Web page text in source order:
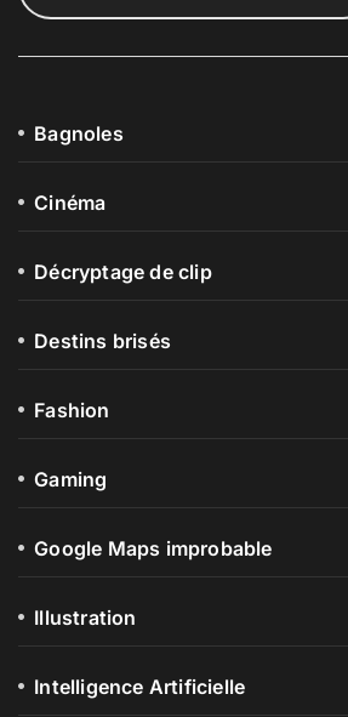
Bagnoles
Cinéma
Décryptage de clip
Destins brisés
Fashion
Gaming
Google Maps improbable
Illustration
Intelligence Artificielle